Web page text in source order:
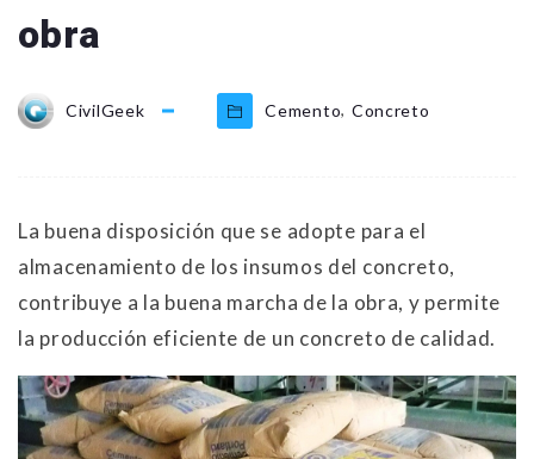
obra
CivilGeek Cemento, Concreto
La buena disposición que se adopte para el
almacenamiento de los insumos del concreto,
contribuye a la buena marcha de la obra, y permite
la producción eficiente de un concreto de calidad.